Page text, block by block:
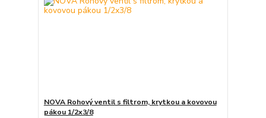
NOVA Rohový ventil s filtrom, krytkou a kovovou
pákou 1/2x3/8